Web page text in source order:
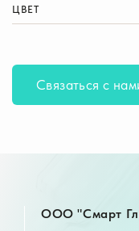
ЦВЕТ
Связаться с
OOO "Смарт